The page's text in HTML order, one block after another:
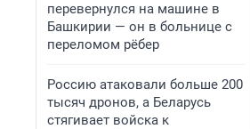
перевернулся на машине в
Башкирии — он в больнице с
переломом рёбер
Россию атаковали больше 200
тысяч дронов, а Беларусь
стягивает войска к